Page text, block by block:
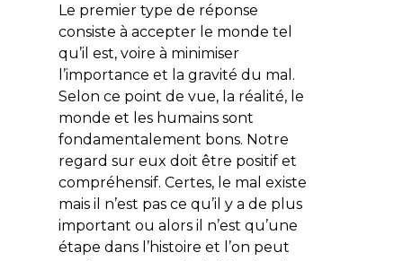
Le premier type de réponse
consiste à accepter le monde tel
qu’il est, voire à minimiser
l’importance et la gravité du mal.
Selon ce point de vue, la réalité, le
monde et les humains sont
fondamentalement bons. Notre
regard sur eux doit être positif et
compréhensif. Certes, le mal existe
mais il n’est pas ce qu’il y a de plus
important ou alors il n’est qu’une
étape dans l’histoire et l’on peut